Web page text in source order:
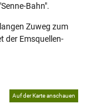
Bahn".
Zuweg zum
der Emsquellen-
Auf der Karte anschauen